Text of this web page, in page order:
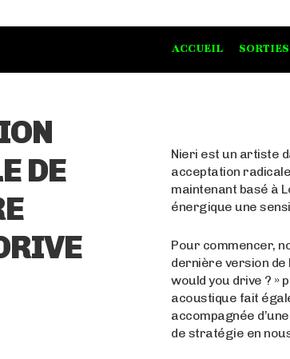
ACCUEIL SORTIES
DE
Nieri est un artiste
acceptation
maintenant basé à
énergique une
Pour commencer,
dernière version de
would you drive ? »
acoustique fait
accompagnée
de stratégie en